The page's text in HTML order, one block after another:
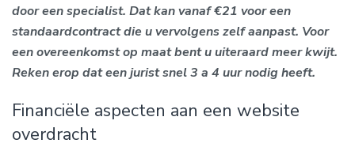
door een specialist. Dat kan vanaf €21 voor een
standaardcontract die u vervolgens zelf aanpast. Voor
een overeenkomst op maat bent u uiteraard meer kwijt.
Reken erop dat een jurist snel 3 a 4 uur nodig heeft.
Financiële aspecten aan een website
overdracht